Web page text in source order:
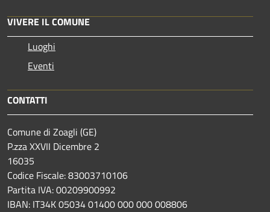
VIVERE IL COMUNE
Luoghi
Eventi
CONTATTI
Comune di Zoagli (GE)
P.zza XXVII Dicembre 2
16035
Codice Fiscale: 83003710106
Partita IVA: 00209900992
IBAN: IT34K 05034 01400 000 000 008806